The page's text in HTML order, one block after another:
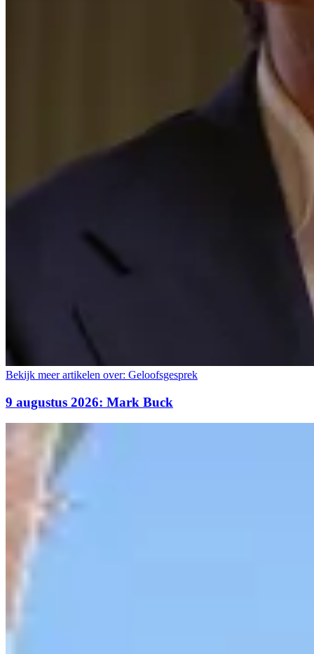
Bekijk meer artikelen over: Geloofsgesprek
9 augustus 2026: Mark Buck